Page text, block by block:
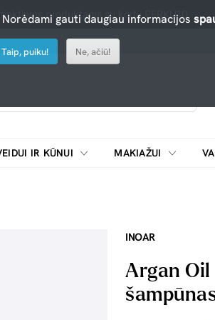
produktams su kodu PERKU10
IR KŪNUI MAKIAŽUI
INOAR
Argan
gauti daugiau informacijos
Taip, puiku! Ne, ačiū!